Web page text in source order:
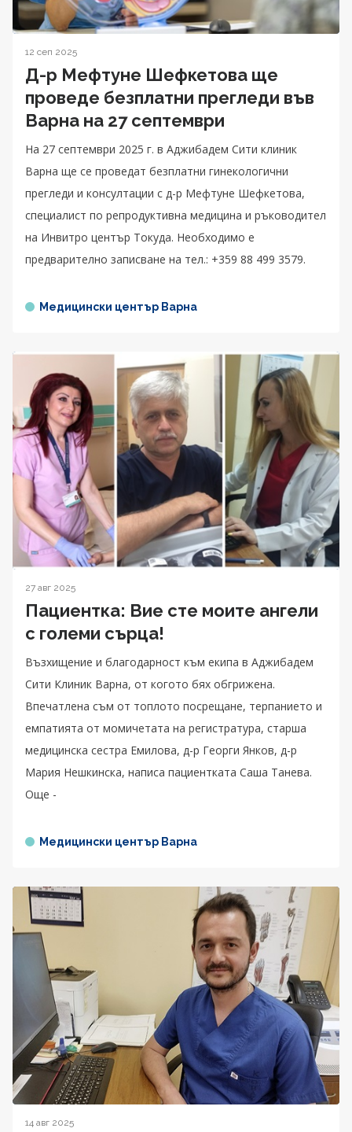
12 сеп 2025
Д-р Мефтуне Шефкетова ще
проведе безплатни прегледи във
Варна на 27 септември
На 27 септември 2025 г. в Аджибадем Сити клиник
Варна ще се проведат безплатни гинекологични
прегледи и консултации с д-р Мефтуне Шефкетова,
специалист по репродуктивна медицина и ръководител
на Инвитро център Токуда. Необходимо е
предварително записване на тел.: +359 88 499 3579.
Медицински център Варна
27 авг 2025
Пациентка: Вие сте моите ангели
с големи сърца!
Възхищение и благодарност към екипа в Аджибадем
Сити Клиник Варна, от когото бях обгрижена.
Впечатлена съм от топлото посрещане, терпанието и
емпатията от момичетата на регистратура, старша
медицинска сестра Емилова, д-р Георги Янков, д-р
Мария Нешкинска, написа пациентката Саша Танева.
Още -
Медицински център Варна
14 авг 2025